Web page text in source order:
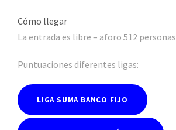
Cómo llegar
La entrada es libre – aforo 512 personas
Puntuaciones diferentes ligas:
LIGA SUMA BANCO FIJO